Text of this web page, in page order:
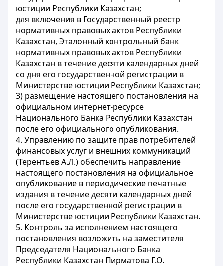
юстиции Республики Казахстан;
для включения в Государственный реестр
нормативных правовых актов Республики
Казахстан, Эталонный контрольный банк
нормативных правовых актов Республики
Казахстан в течение десяти календарных дней
со дня его государственной регистрации в
Министерстве юстиции Республики Казахстан;
3) размещение настоящего постановления на
официальном интернет-ресурсе
Национального Банка Республики Казахстан
после его официального опубликования.
4. Управлению по защите прав потребителей
финансовых услуг и внешних коммуникаций
(Терентьев A.Л.) обеспечить направление
настоящего постановления на официальное
опубликование в периодические печатные
издания в течение десяти календарных дней
после его государственной регистрации в
Министерстве юстиции Республики Казахстан.
5. Контроль за исполнением настоящего
постановления возложить на заместителя
Председателя Национального Банка
Республики Казахстан Пирматова Г.О.